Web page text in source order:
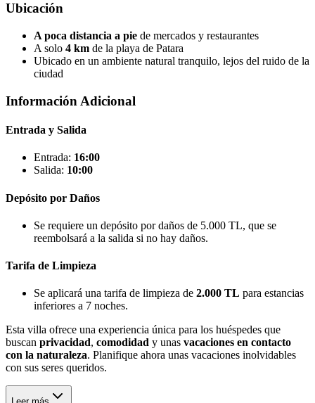
Ubicación
A poca distancia a pie de mercados y restaurantes
A solo 4 km de la playa de Patara
Ubicado en un ambiente natural tranquilo, lejos del ruido de la
ciudad
Información Adicional
Entrada y Salida
Entrada: 16:00
Salida: 10:00
Depósito por Daños
Se requiere un depósito por daños de 5.000 TL, que se
reembolsará a la salida si no hay daños.
Tarifa de Limpieza
Se aplicará una tarifa de limpieza de 2.000 TL para estancias
inferiores a 7 noches.
Esta villa ofrece una experiencia única para los huéspedes que
buscan privacidad, comodidad y unas vacaciones en contacto
con la naturaleza. Planifique ahora unas vacaciones inolvidables
con sus seres queridos.